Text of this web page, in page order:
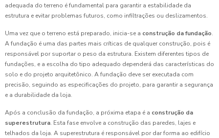
adequada do terreno é fundamental para garantir a estabilidade da
estrutura e evitar problemas futuros, como infiltrações ou deslizamentos.
Uma vez que o terreno está preparado, inicia-se a construção da fundação.
A fundação é uma das partes mais críticas de qualquer construção, pois é
responsável por suportar o peso da estrutura. Existem diferentes tipos de
fundações, e a escolha do tipo adequado dependerá das características do
solo e do projeto arquitetônico. A fundação deve ser executada com
precisão, seguindo as especificações do projeto, para garantir a segurança
e a durabilidade da loja.
Após a conclusão da fundação, a próxima etapa é a construção da
superestrutura. Esta fase envolve a construção das paredes, lajes e
telhados da loja. A superestrutura é responsável por dar forma ao edifício